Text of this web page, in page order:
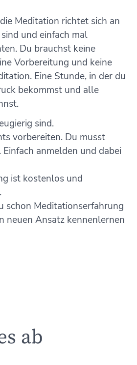
Meditation richtet sich an
und einfach mal
Du brauchst keine
Vorbereitung und keine
Eine Stunde, in der du
bekommst und alle
sind.
vorbereiten. Du musst
Einfach anmelden und dabei
ist kostenlos und
schon Meditationserfahrung
neuen Ansatz kennenlernen
ab